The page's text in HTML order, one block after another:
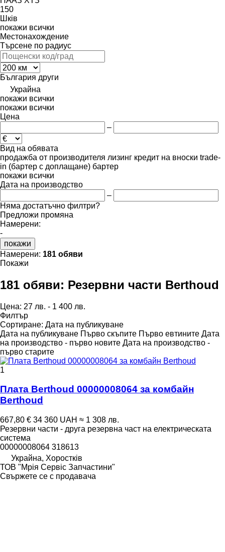
150
Шків
покажи всички
Местонахождение
Търсене по радиус
България други
Украйна
покажи всички
покажи всички
Цена
–
Вид на обявата
продажба от производителя лизинг кредит на вноски trade-
in (бартер с доплащане) бартер
покажи всички
Дата на производство
–
Няма достатъчно филтри?
Предложи промяна
Намерени:
-
покажи
Намерени: 181 обяви
Покажи
181 обяви: Резервни части Berthoud
Цена: 27 лв. - 1 400 лв.
Филтър
Сортиране: Дата на публикуване
Дата на публикуване Първо скъпите Първо евтините Дата
на производство - първо новите Дата на производство -
първо старите
1
Плата Berthoud 00000008064 за комбайн
Berthoud
667,80 € 34 360 UAH ≈ 1 308 лв.
Резервни части - друга резервна част на електрическата
система
00000008064 318613
Украйна, Хоростків
ТОВ "Мрія Сервіс Запчастини"
Свържете се с продавача